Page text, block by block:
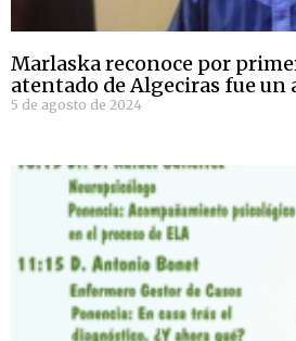
Marlaska reconoce por
atentado de Algeciras fue
5 de agosto de 2024